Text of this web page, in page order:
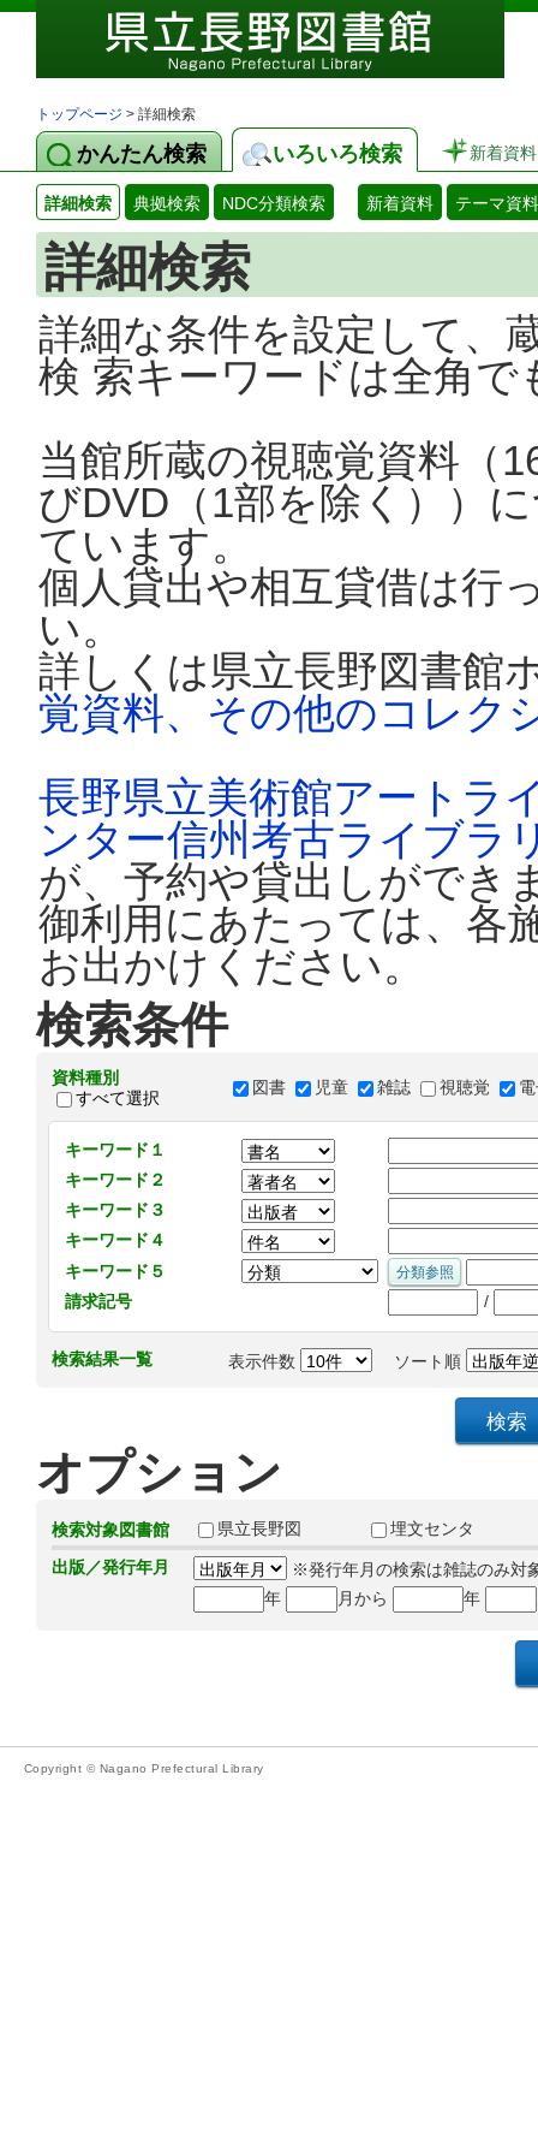
トップページ > 詳細検索
かんたん検索 いろいろ検索 新着資料
詳細検索 典拠検索 NDC分類検索 新着資料 テーマ資料
詳細検索
詳細な条件を設定して、
検 索キーワードは全角
当館所蔵の視聴覚資料（
びDVD（1部を除く））
ています。
個人貸出や相互貸借は行
い。
詳しくは県立長野図書館
覚資料、その他のコレク
長野県立美術館アートラ
ンター信州考古ライブラ
が、予約や貸出しができ
御利用にあたっては、各
お出かけください。
検索条件
資料種別
すべて選択
図書 児童 雑誌 視聴覚
キーワード１
キーワード２
キーワード３
キーワード４
キーワード５
請求記号
/
検索結果一覧 表示件数 ソート順
オプション
検索対象図書館 県立長野図
埋文センタ
出版／発行年月
※発行年月の検索は雑誌のみ対
年
月から 年
Copyright © Nagano Prefectural Library